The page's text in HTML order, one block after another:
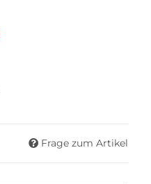
Frage zum Artikel